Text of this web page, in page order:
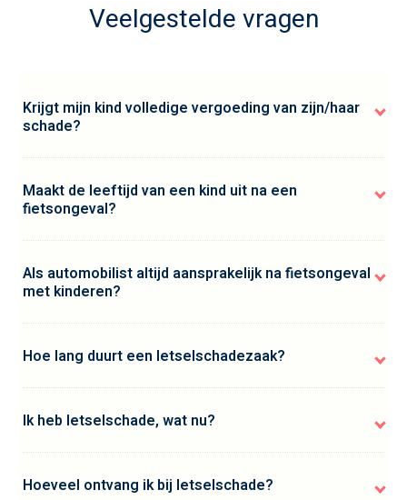
Veelgestelde vragen
Krijgt mijn kind volledige vergoeding van zijn/haar
schade?
Maakt de leeftijd van een kind uit na een
fietsongeval?
Als automobilist altijd aansprakelijk na fietsongeval
met kinderen?
Hoe lang duurt een letselschadezaak?
Ik heb letselschade, wat nu?
Hoeveel ontvang ik bij letselschade?